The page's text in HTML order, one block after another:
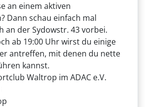
an einem aktiven
Dann schau einfach mal
an der Sydowstr. 43 vorbei.
ab 19:00 Uhr wirst du einige
antreffen, mit denen du nette
kannst.
Waltrop im ADAC e.V.